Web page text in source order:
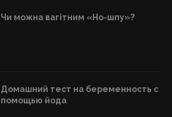
Чи можна вагітним «Но-шпу»?
Домашний тест на беременность с
помощью йода